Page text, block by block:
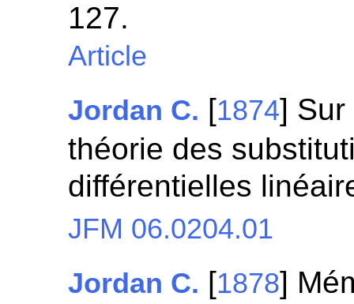
127.
Article
Jordan C. [1874] Sur
théorie des
différentielles
JFM 06.0204.01
Jordan C. [1878]